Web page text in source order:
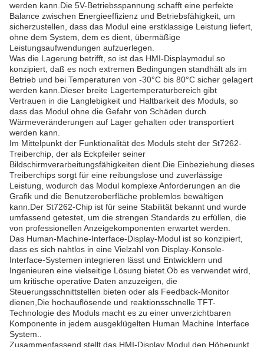
werden kann.Die 5V-Betriebsspannung schafft eine perfekte
Balance zwischen Energieeffizienz und Betriebsfähigkeit, um
sicherzustellen, dass das Modul eine erstklassige Leistung liefert,
ohne dem System, dem es dient, übermäßige
Leistungsaufwendungen aufzuerlegen.
Was die Lagerung betrifft, so ist das HMI-Displaymodul so
konzipiert, daß es noch extremen Bedingungen standhält als im
Betrieb und bei Temperaturen von -30°C bis 80°C sicher gelagert
werden kann.Dieser breite Lagertemperaturbereich gibt
Vertrauen in die Langlebigkeit und Haltbarkeit des Moduls, so
dass das Modul ohne die Gefahr von Schäden durch
Wärmeveränderungen auf Lager gehalten oder transportiert
werden kann.
Im Mittelpunkt der Funktionalität des Moduls steht der St7262-
Treiberchip, der als Eckpfeiler seiner
Bildschirmverarbeitungsfähigkeiten dient.Die Einbeziehung dieses
Treiberchips sorgt für eine reibungslose und zuverlässige
Leistung, wodurch das Modul komplexe Anforderungen an die
Grafik und die Benutzeroberfläche problemlos bewältigen
kann.Der St7262-Chip ist für seine Stabilität bekannt und wurde
umfassend getestet, um die strengen Standards zu erfüllen, die
von professionellen Anzeigekomponenten erwartet werden.
Das Human-Machine-Interface-Display-Modul ist so konzipiert,
dass es sich nahtlos in eine Vielzahl von Display-Konsole-
Interface-Systemen integrieren lässt und Entwicklern und
Ingenieuren eine vielseitige Lösung bietet.Ob es verwendet wird,
um kritische operative Daten anzuzeigen, die
Steuerungsschnittstellen bieten oder als Feedback-Monitor
dienen,Die hochauflösende und reaktionsschnelle TFT-
Technologie des Moduls macht es zu einer unverzichtbaren
Komponente in jedem ausgeklügelten Human Machine Interface
System..
Zusammenfassend stellt das HMI-Display Modul den Höhepunkt